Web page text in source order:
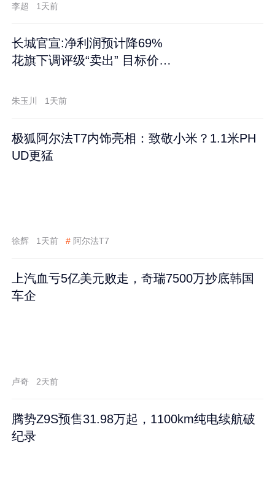
李超 1天前
长城官宣:净利润预计降69%
花旗下调评级“卖出” 目标价再
朱玉川 1天前
极狐阿尔法T7内饰亮相：致敬小米？1.1米PH
UD更猛
徐辉 1天前 # 阿尔法T7
上汽血亏5亿美元败走，奇瑞7500万抄底韩国
车企
卢奇 2天前
腾势Z9S预售31.98万起，1100km纯电续航破
纪录